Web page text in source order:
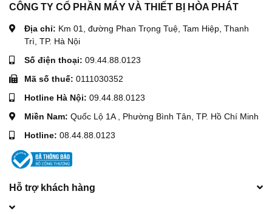
CÔNG TY CỔ PHẦN MÁY VÀ THIẾT BỊ HÒA PHÁT
Địa chỉ: Km 01, đường Phan Trọng Tuệ, Tam Hiệp, Thanh
Trì, TP. Hà Nội
Số điện thoại: 09.44.88.0123
Mã số thuế: 0111030352
Hotline Hà Nội: 09.44.88.0123
Miền Nam: Quốc Lộ 1A , Phường Bình Tân, TP. Hồ Chí Minh
Hotline: 08.44.88.0123
Hỗ trợ khách hàng